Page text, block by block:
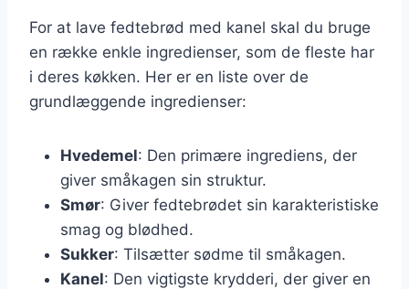
For at lave fedtebrød med kanel skal du bruge
en række enkle ingredienser, som de fleste har
i deres køkken. Her er en liste over de
grundlæggende ingredienser:
Hvedemel: Den primære ingrediens, der
giver småkagen sin struktur.
Smør: Giver fedtebrødet sin karakteristiske
smag og blødhed.
Sukker: Tilsætter sødme til småkagen.
Kanel: Den vigtigste krydderi, der giver en